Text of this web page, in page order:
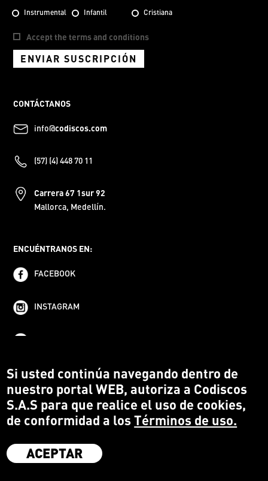
Instrumental Infantil Cristiana
Accept the terms and conditions
ENVIAR SUSCRIPCIÓN
CONTÁCTANOS
info@codiscos.com
(57) (4) 448 70 11
Carrera 67 1sur 92
Mallorca, Medellín.
ENCUÉNTRANOS EN:
FACEBOOK
INSTAGRAM
Codiscos S.A.S
Si usted continúa navegando dentro de
nuestro portal WEB, autoriza a Codiscos
S.A.S para que realice el uso de cookies,
de conformidad a losTérminos de uso.
ACEPTAR